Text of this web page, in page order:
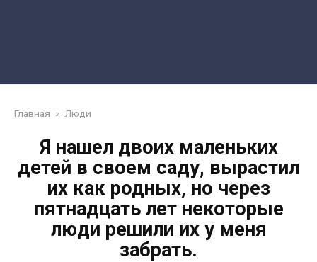
Главная » Люди
Я нашел двоих маленьких
детей в своем саду, вырастил
их как родных, но через
пятнадцать лет некоторые
люди решили их у меня
забрать.